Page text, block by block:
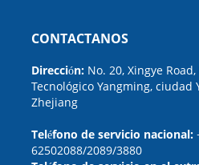
CONTACTANOS
Dirección: No. 20, Xingye
Tecnológico Yangming, ciudad
Zhejiang
Teléfono de servicio nacional:
62502088/2089/3880